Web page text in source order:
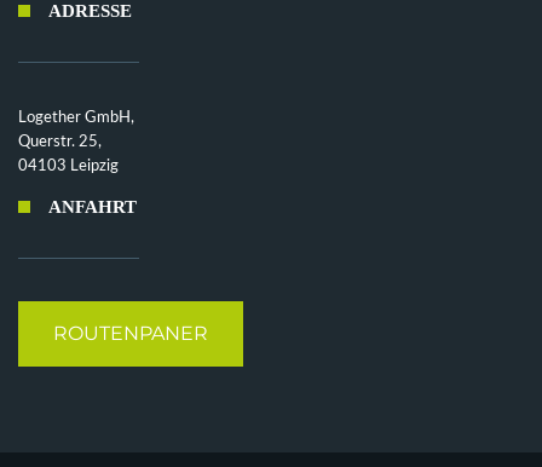
ADRESSE
Logether GmbH,
Querstr. 25,
04103 Leipzig
ANFAHRT
ROUTENPANER